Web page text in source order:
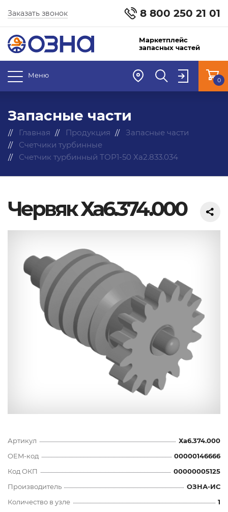
8 800 250 21 01
Заказать звонок
Маркетплейс
запасных частей
Меню
0
Запасные части
Главная Продукция
Запасные части
Счетчики турбинные
Счетчик турбинный ТОР1-50 Ха2.833.034
Червяк Ха6.374.000
Артикул
Ха6.374.000
OEM-код
00000146666
Код ОКП
00000005125
Производитель
ОЗНА-ИС
Количество в узле
1